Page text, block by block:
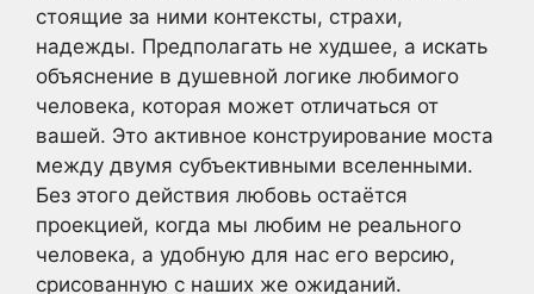
стоящие за ними контексты, страхи,
надежды. Предполагать не худшее, а искать
объяснение в душевной логике любимого
человека, которая может отличаться от
вашей. Это активное конструирование моста
между двумя субъективными вселенными.
Без этого действия любовь остаётся
проекцией, когда мы любим не реального
человека, а удобную для нас его версию,
срисованную с наших же ожиданий.